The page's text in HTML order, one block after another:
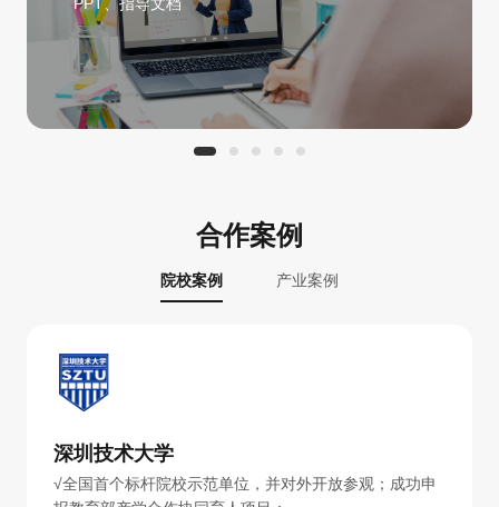
合作案例
院校案例 产业案例
深圳技术大学
√全国首个标杆院校示范单位，并对外开放参观；成功申